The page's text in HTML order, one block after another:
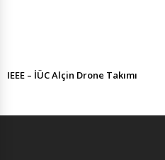
IEEE – İÜC Alçin Drone Takımı